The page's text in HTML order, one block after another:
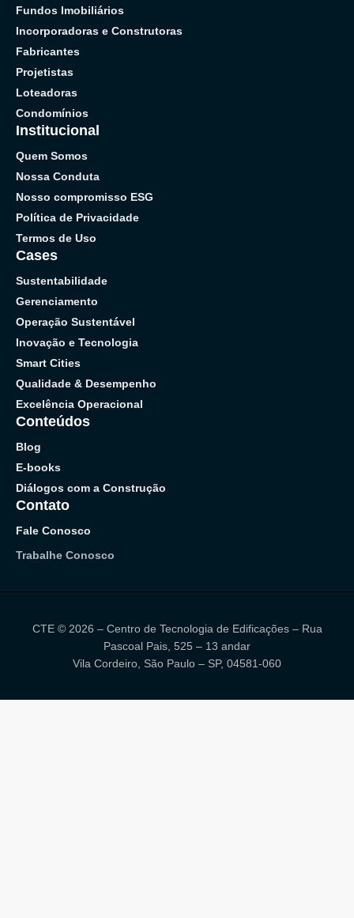
Fundos Imobiliários
Incorporadoras e Construtoras
Fabricantes
Projetistas
Loteadoras
Condomínios
Institucional
Quem Somos
Nossa Conduta
Nosso compromisso ESG
Política de Privacidade
Termos de Uso
Cases
Sustentabilidade
Gerenciamento
Operação Sustentável
Inovação e Tecnologia
Smart Cities
Qualidade & Desempenho
Excelência Operacional
Conteúdos
Blog
E-books
Diálogos com a Construção
Contato
Fale Conosco
Trabalhe Conosco
CTE © 2026 – Centro de Tecnologia de Edificações – Rua
Pascoal Pais, 525 – 13 andar
Vila Cordeiro, São Paulo – SP, 04581-060